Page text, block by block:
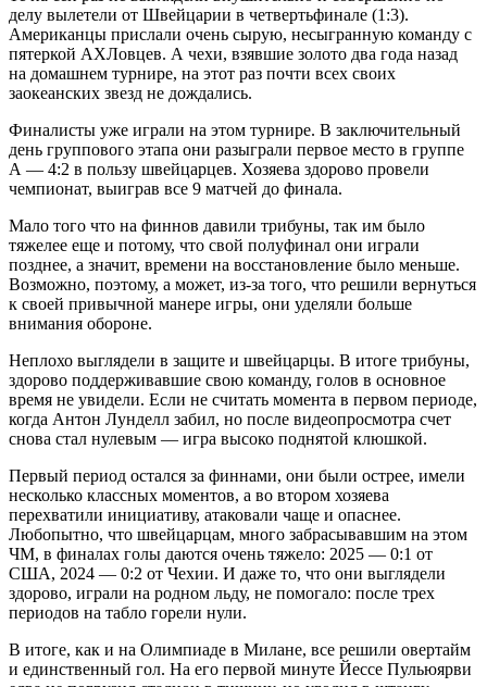
делу вылетели от Швейцарии в четвертьфинале (1:3).
Американцы прислали очень сырую, несыгранную команду с
пятеркой АХЛовцев. А чехи, взявшие золото два года назад
на домашнем турнире, на этот раз почти всех своих
заокеанских звезд не дождались.
Финалисты уже играли на этом турнире. В заключительный
день группового этапа они разыграли первое место в группе
А — 4:2 в пользу швейцарцев. Хозяева здорово провели
чемпионат, выиграв все 9 матчей до финала.
Мало того что на финнов давили трибуны, так им было
тяжелее еще и потому, что свой полуфинал они играли
позднее, а значит, времени на восстановление было меньше.
Возможно, поэтому, а может, из-за того, что решили вернуться
к своей привычной манере игры, они уделяли больше
внимания обороне.
Неплохо выглядели в защите и швейцарцы. В итоге трибуны,
здорово поддерживавшие свою команду, голов в основное
время не увидели. Если не считать момента в первом периоде,
когда Антон Лунделл забил, но после видеопросмотра счет
снова стал нулевым — игра высоко поднятой клюшкой.
Первый период остался за финнами, они были острее, имели
несколько классных моментов, а во втором хозяева
перехватили инициативу, атаковали чаще и опаснее.
Любопытно, что швейцарцам, много забрасывавшим на этом
ЧМ, в финалах голы даются очень тяжело: 2025 — 0:1 от
США, 2024 — 0:2 от Чехии. И даже то, что они выглядели
здорово, играли на родном льду, не помогало: после трех
периодов на табло горели нули.
В итоге, как и на Олимпиаде в Милане, все решили овертайм
и единственный гол. На его первой минуте Йессе Пульюярви